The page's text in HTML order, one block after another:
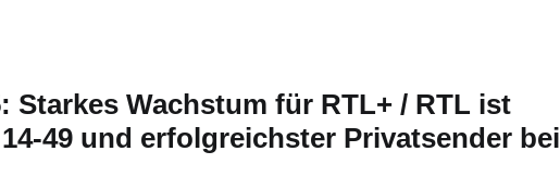
Starkes Wachstum für RTL+ / RTL ist
49 und erfolgreichster Privatsender bei